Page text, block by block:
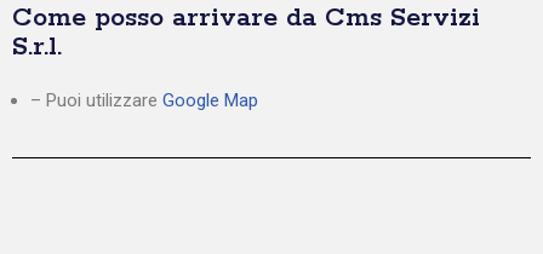
Come posso arrivare da Cms Servizi
S.r.l.
– Puoi utilizzare Google Map